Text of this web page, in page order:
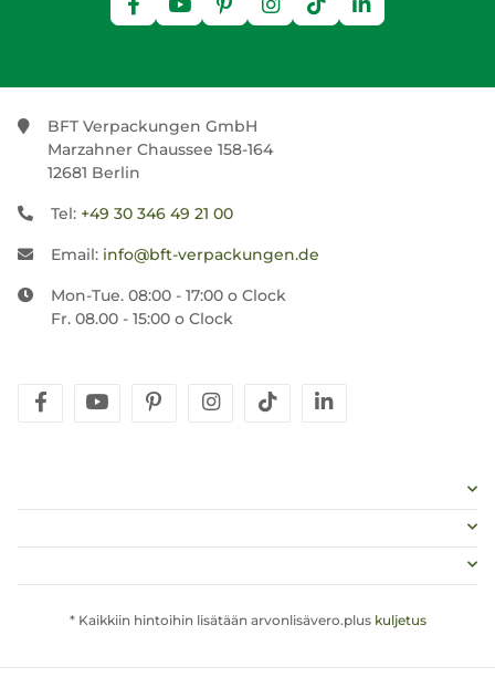
BFT Verpackungen GmbH
Marzahner Chaussee 158-164
12681 Berlin
Tel: +49 30 346 49 21 00
Email: info@bft-verpackungen.de
Mon-Tue. 08:00 - 17:00 o Clock
Fr. 08.00 - 15:00 o Clock
facebookyoutubepinterestinstagram
tiktok
* Kaikkiin hintoihin lisätään arvonlisävero.plus kuljetus